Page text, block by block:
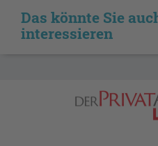
Das könnte Sie
interessieren